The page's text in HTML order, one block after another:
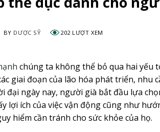
BY DƯỢC SỸ 202 LƯỢT XEM
chúng ta không thể bỏ qua hai yếu
giai đoạn của lão hóa phát triển,
đại ngày nay, người già bắt đầu lựa
lợi ích của việc vận động cũng như
hiểm cần tránh cho sức khỏe của họ.